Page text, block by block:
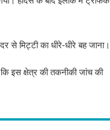
से मिट्टी का धीरे-धीरे बह जाना।
इस क्षेत्र की तकनीकी जांच की